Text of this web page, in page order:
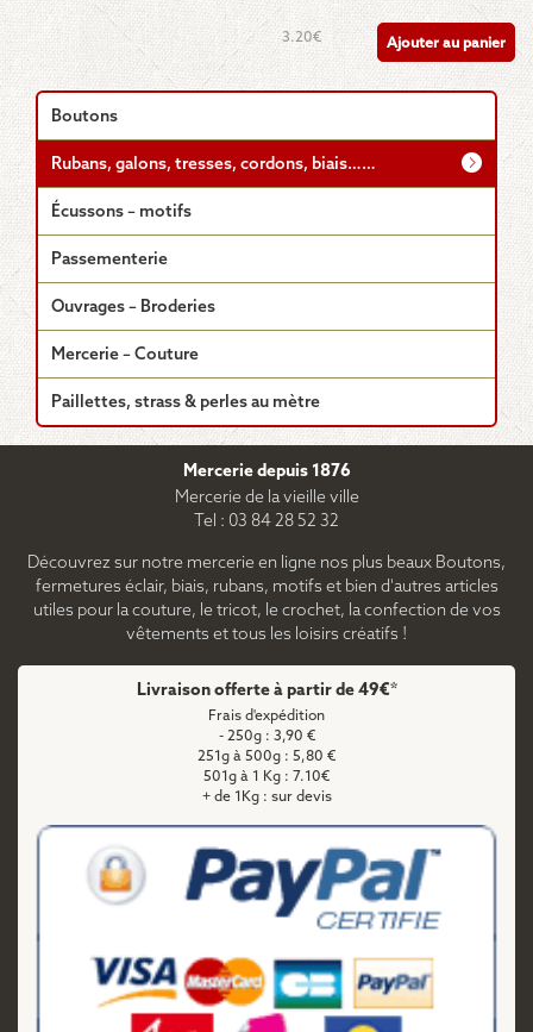
3.20€ Ajouter au panier
Boutons
Rubans, galons, tresses, cordons, biais……
Écussons – motifs
Passementerie
Ouvrages – Broderies
Mercerie – Couture
Paillettes, strass & perles au mètre
Mercerie depuis 1876
Mercerie de la vieille ville
Tel : 03 84 28 52 32
Découvrez sur notre mercerie en ligne nos plus beaux Boutons,
fermetures éclair, biais, rubans, motifs et bien d'autres articles
utiles pour la couture, le tricot, le crochet, la confection de vos
vêtements et tous les loisirs créatifs !
Livraison offerte à partir de 49€*
Frais d'expédition
- 250g : 3,90 €
251g à 500g : 5,80 €
501g à 1 Kg : 7.10€
+ de 1Kg : sur devis